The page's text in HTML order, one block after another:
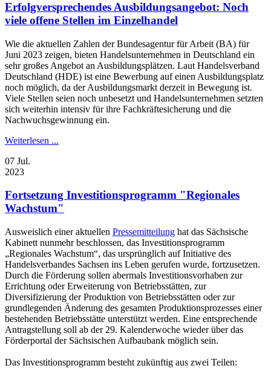
Erfolgversprechendes Ausbildungsangebot: Noch
viele offene Stellen im Einzelhandel
Wie die aktuellen Zahlen der Bundesagentur für Arbeit (BA) für
Juni 2023 zeigen, bieten Handelsunternehmen in Deutschland ein
sehr großes Angebot an Ausbildungsplätzen. Laut Handelsverband
Deutschland (HDE) ist eine Bewerbung auf einen Ausbildungsplatz
noch möglich, da der Ausbildungsmarkt derzeit in Bewegung ist.
Viele Stellen seien noch unbesetzt und Handelsunternehmen setzten
sich weiterhin intensiv für ihre Fachkräftesicherung und die
Nachwuchsgewinnung ein.
Weiterlesen ...
07 Jul.
2023
Fortsetzung Investitionsprogramm "Regionales
Wachstum"
Ausweislich einer aktuellen Pressemitteilung hat das Sächsische
Kabinett nunmehr beschlossen, das Investitionsprogramm
„Regionales Wachstum“, das ursprünglich auf Initiative des
Handelsverbandes Sachsen ins Leben gerufen wurde, fortzusetzen.
Durch die Förderung sollen abermals Investitionsvorhaben zur
Errichtung oder Erweiterung von Betriebsstätten, zur
Diversifizierung der Produktion von Betriebsstätten oder zur
grundlegenden Änderung des gesamten Produktionsprozesses einer
bestehenden Betriebsstätte unterstützt werden. Eine entsprechende
Antragstellung soll ab der 29. Kalenderwoche wieder über das
Förderportal der Sächsischen Aufbaubank möglich sein.
Das Investitionsprogramm besteht zukünftig aus zwei Teilen: